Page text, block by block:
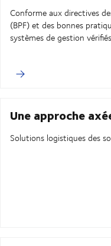
Conforme aux directives
(BPF) et des bonnes
systèmes de gestion
Une approche
Solutions logistiques des